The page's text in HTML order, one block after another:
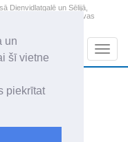
un
šī vietne
piekrītat
Dienvidlatgalē un Sēlijā,
Augšdaugavas
+21.1